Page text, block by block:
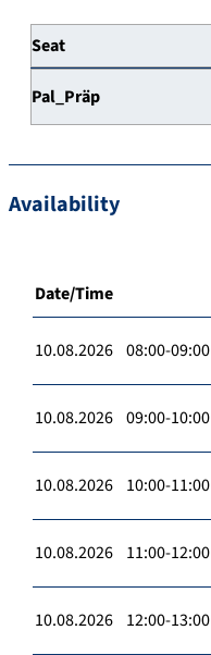
Seat
Pal_Präp
Availability
Date/Time
10.08.2026 08:00-09:00
10.08.2026 09:00-10:00
10.08.2026 10:00-11:00
10.08.2026 11:00-12:00
10.08.2026 12:00-13:00